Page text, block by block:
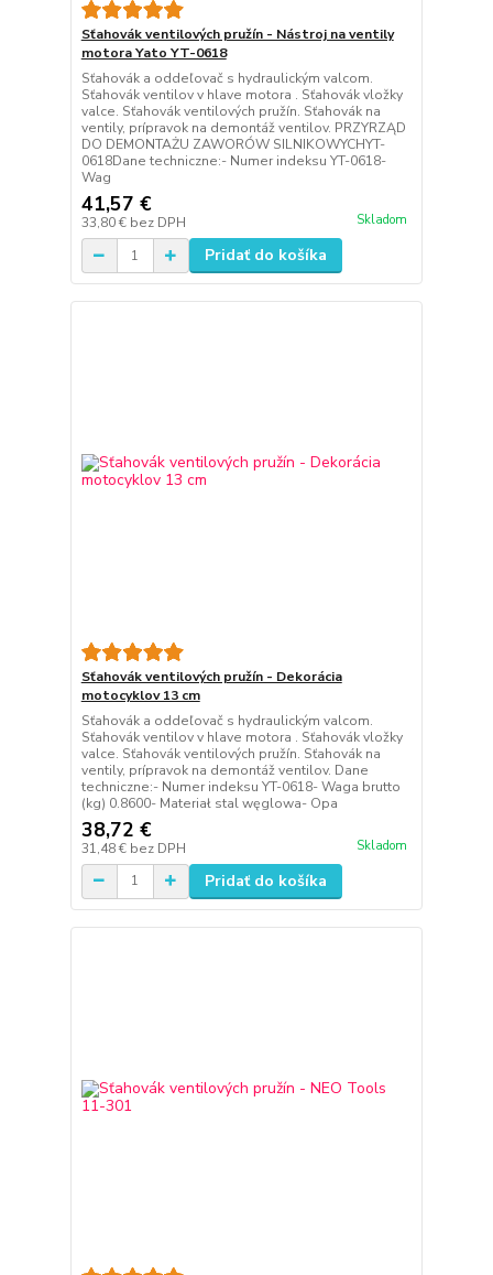
Sťahovák ventilových pružín - Nástroj na ventily
motora Yato YT-0618
Sťahovák a oddeľovač s hydraulickým valcom.
Sťahovák ventilov v hlave motora . Sťahovák vložky
valce. Sťahovák ventilových pružín. Sťahovák na
ventily, prípravok na demontáž ventilov. PRZYRZĄD
DO DEMONTAŻU ZAWORÓW SILNIKOWYCHYT-
0618Dane techniczne:- Numer indeksu YT-0618-
Wag
41,57 €
33,80 € bez DPH Skladom
Pridať do košíka
Sťahovák ventilových pružín - Dekorácia
motocyklov 13 cm
Sťahovák a oddeľovač s hydraulickým valcom.
Sťahovák ventilov v hlave motora . Sťahovák vložky
valce. Sťahovák ventilových pružín. Sťahovák na
ventily, prípravok na demontáž ventilov. Dane
techniczne:- Numer indeksu YT-0618- Waga brutto
(kg) 0.8600- Materiał stal węglowa- Opa
38,72 €
31,48 € bez DPH Skladom
Pridať do košíka